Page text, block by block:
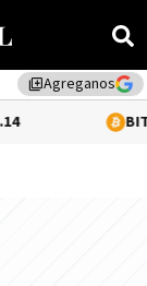
library_addAgreganos
-0.01%